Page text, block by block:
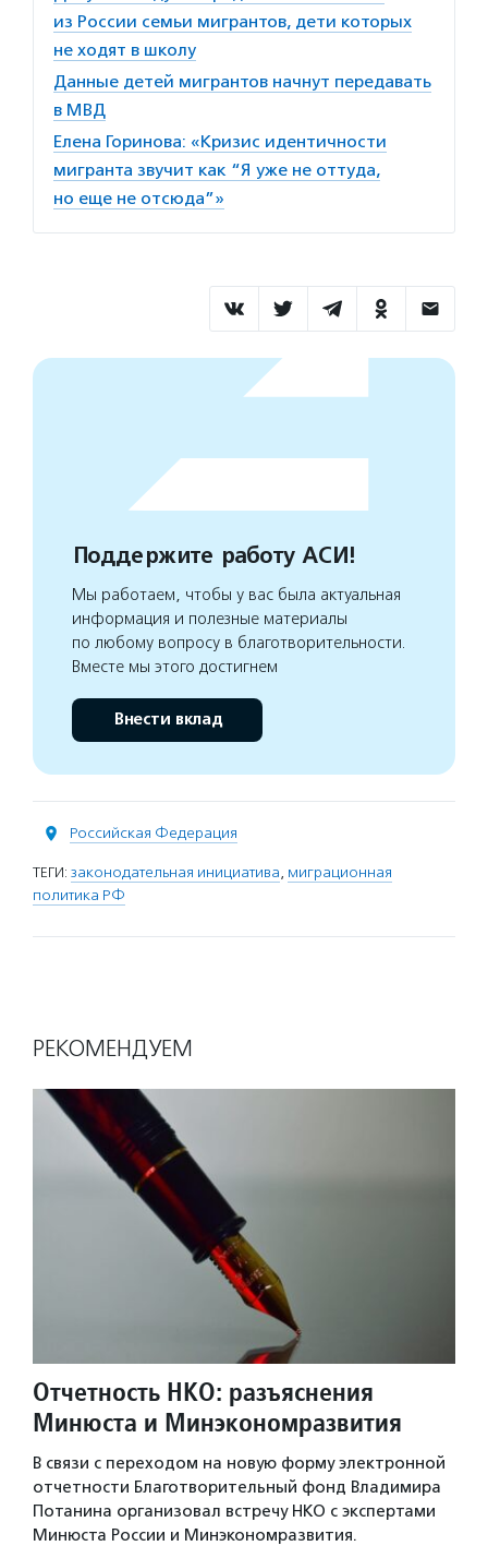
из России семьи мигрантов, дети которых
не ходят в школу
Данные детей мигрантов начнут передавать
в МВД
Елена Горинова: «Кризис идентичности
мигранта звучит как “Я уже не оттуда,
но еще не отсюда”»
Поддержите работу АСИ!
Мы работаем, чтобы у вас была актуальная
информация и полезные материалы
по любому вопросу в благотворительности.
Вместе мы этого достигнем
Внести вклад
Российская Федерация
ТЕГИ: законодательная инициатива, миграционная
политика РФ
РЕКОМЕНДУЕМ
Отчетность НКО: разъяснения
Минюста и Минэкономразвития
В связи с переходом на новую форму электронной
отчетности Благотворительный фонд Владимира
Потанина организовал встречу НКО с экспертами
Минюста России и Минэкономразвития.